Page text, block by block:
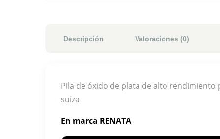
Descripción Valoraciones (0)
Pila de óxido de plata de alto rendimiento
suiza
En marca RENATA